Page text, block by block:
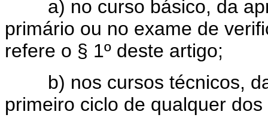
a) no curso básico, da
primário ou no exame de
refere o § 1º deste artigo;
b) nos cursos técnicos, da
primeiro ciclo de qualquer